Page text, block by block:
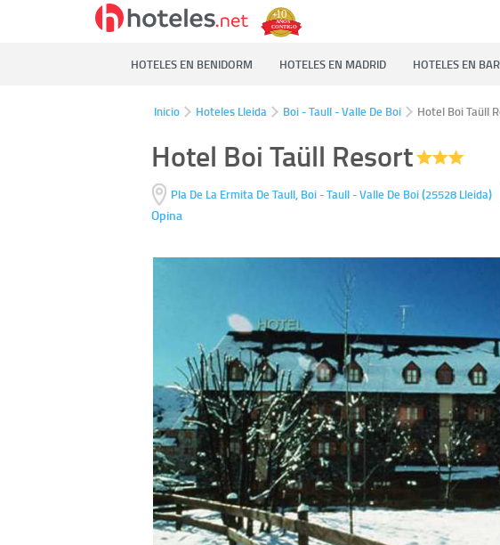
HOTELES EN BENIDORM HOTELES EN MADRID HOTELES EN
Inicio Hoteles Lleida Boi - Taull - Valle De Boi Hotel Boi Taüll
Hotel Boi Taüll Resort
Pla De La Ermita De Taull, Boi - Taull - Valle De Boi(25528 Lleida)
Opina